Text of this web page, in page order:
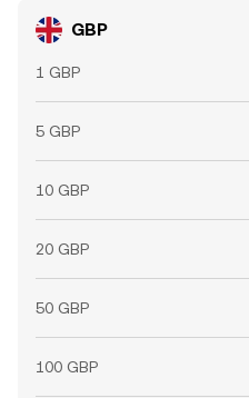
GBP
1 GBP
5 GBP
10 GBP
20 GBP
50 GBP
100 GBP